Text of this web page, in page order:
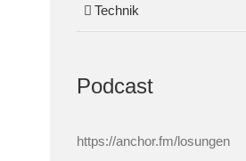
Technik
Podcast
https://anchor.fm/losungen